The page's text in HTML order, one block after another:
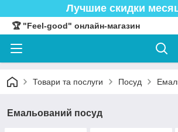
Лучшие скидки
🏆 "Feel-good" онлайн-магазин
Товари та послуги Посуд
Емальований посуд